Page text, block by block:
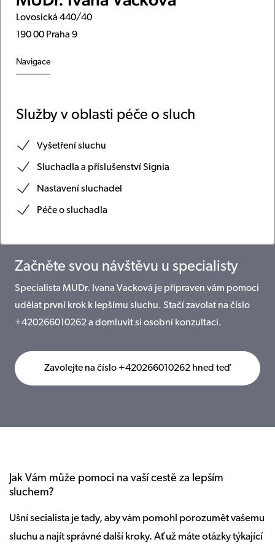
Lovosická 440/40
190 00 Praha 9
Navigace
Služby v oblasti péče o sluch
Vyšetření sluchu
Sluchadla a příslušenství Signia
Nastavení sluchadel
Péče o sluchadla
Začněte svou návštěvu u specialisty
Specialista MUDr. Ivana Vacková je připraven vám pomoci
udělat první krok k lepšímu sluchu. Stačí zavolat na číslo
+420266010262 a domluvit si osobní konzultaci.
Zavolejte na číslo +420266010262 hned teď
Jak Vám může pomoci na vaší cestě za lepším
sluchem?
Ušní secialista je tady, aby vám pomohl porozumět vašemu
sluchu a najít správné další kroky. Ať už máte otázky týkající